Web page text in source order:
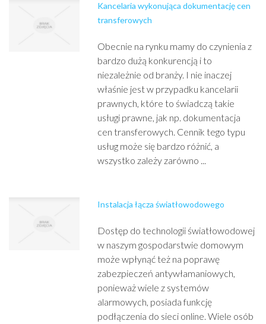
Kancelaria wykonująca dokumentację cen
transferowych
Obecnie na rynku mamy do czynienia z
bardzo dużą konkurencją i to
niezależnie od branży. I nie inaczej
właśnie jest w przypadku kancelarii
prawnych, które to świadczą takie
usługi prawne, jak np. dokumentacja
cen transferowych. Cennik tego typu
usług może się bardzo różnić, a
wszystko zależy zarówno ...
Instalacja łącza światłowodowego
Dostęp do technologii światłowodowej
w naszym gospodarstwie domowym
może wpłynąć też na poprawę
zabezpieczeń antywłamaniowych,
ponieważ wiele z systemów
alarmowych, posiada funkcję
podłączenia do sieci online. Wiele osób